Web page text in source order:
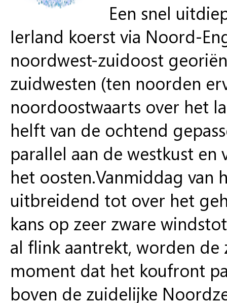
Een snel
Ierland koerst via Noord-
noordwest-zuidoost
zuidwesten (ten noorden
noordoostwaarts over het
helft van de ochtend
parallel aan de westkust
het oosten.Vanmiddag van
uitbreidend tot over het
kans op zeer zware
al flink aantrekt, worden
moment dat het koufront
boven de zuidelijke